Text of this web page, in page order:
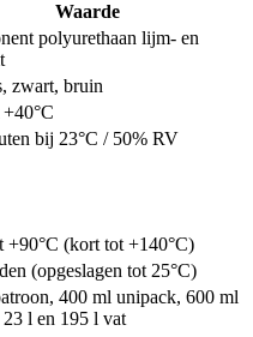
Waarde
polyurethaan lijm- en
zwart, bruin
bij 23°C / 50% RV
+90°C (kort tot +140°C)
(opgeslagen tot 25°C)
400 ml unipack, 600 ml
l en 195 l vat